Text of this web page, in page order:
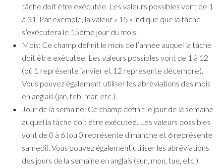
tâche doit être exécutée. Les valeurs possibles vont de 1
à 31. Par exemple, la valeur « 15 » indique que la tâche
s’exécutera le 15ème jour du mois.
Mois: Ce champ définit le mois de l’année auquel la tâche
doit être exécutée. Les valeurs possibles vont de 1 à 12
(où 1 représente janvier et 12 représente décembre).
Vous pouvez également utiliser les abréviations des mois
en anglais (jan, feb, mar, etc.).
Jour de la semaine: Ce champ définit le jour de la semaine
auquel la tâche doit être exécutée. Les valeurs possibles
vont de 0 à 6 (où 0 représente dimanche et 6 représente
samedi). Vous pouvez également utiliser les abréviations
des jours de la semaine en anglais (sun, mon, tue, etc.).